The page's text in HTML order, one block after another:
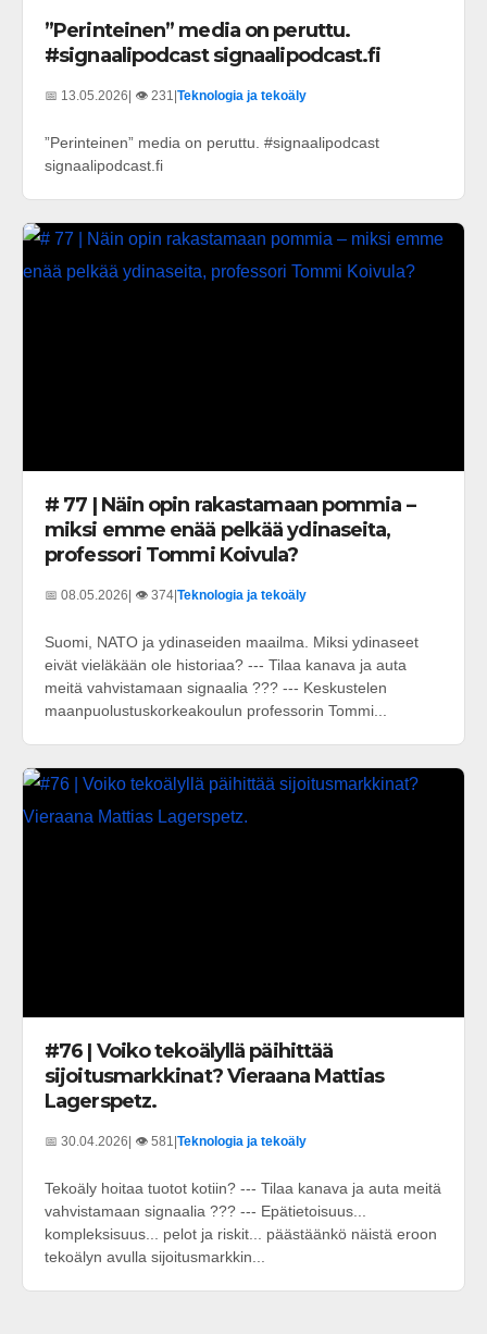
”Perinteinen” media on peruttu.
#signaalipodcast signaalipodcast.fi
📅 13.05.2026 | 👁️ 231 Teknologia ja tekoäly
”Perinteinen” media on peruttu. #signaalipodcast
signaalipodcast.fi
# 77 | Näin opin rakastamaan pommia –
miksi emme enää pelkää ydinaseita,
professori Tommi Koivula?
📅 08.05.2026 | 👁️ 374 Teknologia ja tekoäly
Suomi, NATO ja ydinaseiden maailma. Miksi ydinaseet
eivät vieläkään ole historiaa? --- Tilaa kanava ja auta
meitä vahvistamaan signaalia ??? --- Keskustelen
maanpuolustuskorkeakoulun professorin Tommi...
#76 | Voiko tekoälyllä päihittää
sijoitusmarkkinat? Vieraana Mattias
Lagerspetz.
📅 30.04.2026| 👁️ 581|Teknologia ja tekoäly
Tekoäly hoitaa tuotot kotiin? --- Tilaa kanava ja auta meitä
vahvistamaan signaalia ??? --- Epätietoisuus...
kompleksisuus... pelot ja riskit... päästäänkö näistä eroon
tekoälyn avulla sijoitusmarkkin...